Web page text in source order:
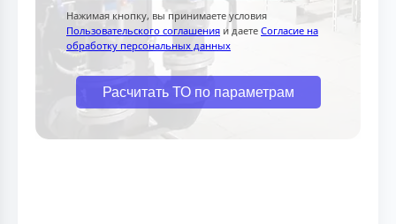
Нажимая кнопку, вы принимаете условия
Пользовательского соглашения и даете Согласие на
обработку персональных данных
Расчитать ТО по параметрам